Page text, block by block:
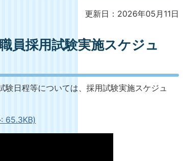
更新日：2026年05月11日
員採用試験実施スケジュ
日程等については、採用試験実施スケジュ
65.3KB)